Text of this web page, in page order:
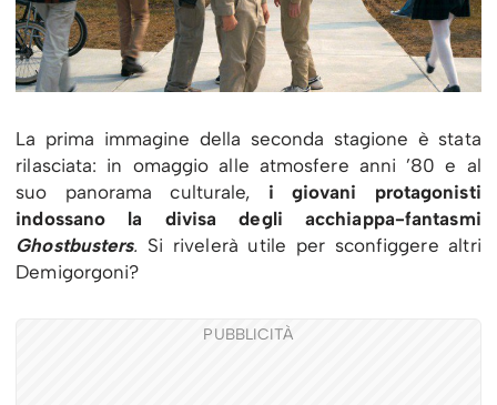
La prima immagine della seconda stagione è stata
rilasciata: in omaggio alle atmosfere anni ’80 e al
suo panorama culturale, i giovani protagonisti
indossano la divisa degli acchiappa-fantasmi
Ghostbusters. Si rivelerà utile per sconfiggere altri
Demigorgoni?
PUBBLICITÀ